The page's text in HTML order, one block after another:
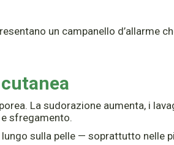
un campanello d’allarme
La sudorazione aumenta, i
sfregamento.
sulla pelle — soprattutto nelle